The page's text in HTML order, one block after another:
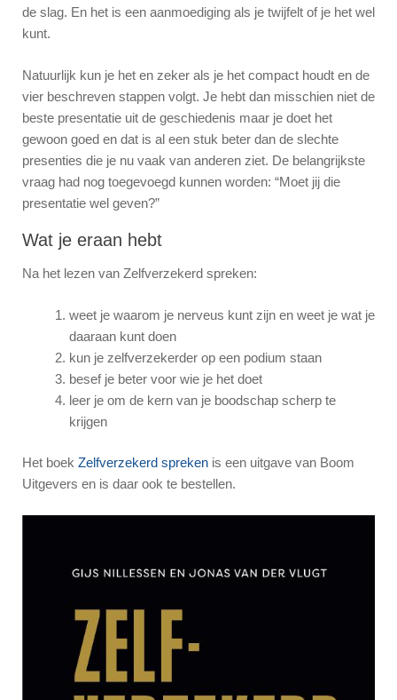
de slag. En het is een aanmoediging als je twijfelt of je het wel
kunt.
Natuurlijk kun je het en zeker als je het compact houdt en de
vier beschreven stappen volgt. Je hebt dan misschien niet de
beste presentatie uit de geschiedenis maar je doet het
gewoon goed en dat is al een stuk beter dan de slechte
presenties die je nu vaak van anderen ziet. De belangrijkste
vraag had nog toegevoegd kunnen worden: “Moet jij die
presentatie wel geven?”
Wat je eraan hebt
Na het lezen van Zelfverzekerd spreken:
weet je waarom je nerveus kunt zijn en weet je wat je
daaraan kunt doen
kun je zelfverzekerder op een podium staan
besef je beter voor wie je het doet
leer je om de kern van je boodschap scherp te
krijgen
Het boek Zelfverzekerd spreken is een uitgave van Boom
Uitgevers en is daar ook te bestellen.